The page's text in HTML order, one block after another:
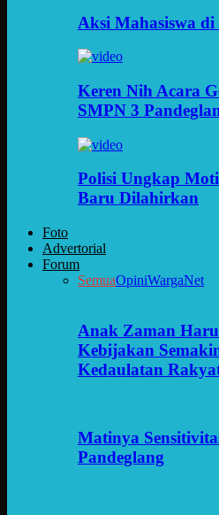
Aksi Mahasiswa
Keren Nih Acara
SMPN 3
Polisi Ungkap
Baru Dilahirkan
Foto
Advertorial
Forum
SemuaOpiniWargaNet
Anak Zaman
Kebijakan
Kedaulatan
Matinya
Pandeglang